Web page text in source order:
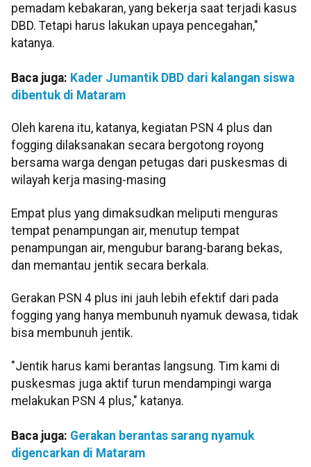
pemadam kebakaran, yang bekerja saat terjadi kasus
DBD. Tetapi harus lakukan upaya pencegahan,"
katanya.
Baca juga: Kader Jumantik DBD dari kalangan siswa
dibentuk di Mataram
Oleh karena itu, katanya, kegiatan PSN 4 plus dan
fogging dilaksanakan secara bergotong royong
bersama warga dengan petugas dari puskesmas di
wilayah kerja masing-masing
Empat plus yang dimaksudkan meliputi menguras
tempat penampungan air, menutup tempat
penampungan air, mengubur barang-barang bekas,
dan memantau jentik secara berkala.
Gerakan PSN 4 plus ini jauh lebih efektif dari pada
fogging yang hanya membunuh nyamuk dewasa, tidak
bisa membunuh jentik.
"Jentik harus kami berantas langsung. Tim kami di
puskesmas juga aktif turun mendampingi warga
melakukan PSN 4 plus," katanya.
Baca juga: Gerakan berantas sarang nyamuk
digencarkan di Mataram